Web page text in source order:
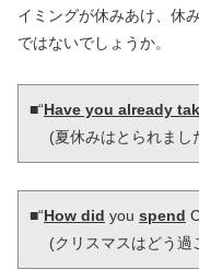
イミングが休みあけ、休
ではないでしょうか。
■“Have you already
(夏休みはとられまし
■“How did you spend
(クリスマスはどう過